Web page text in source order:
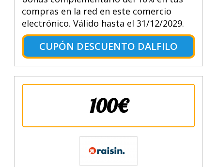
compras en la red en este comercio
electrónico. Válido hasta el 31/12/2029.
CUPÓN DESCUENTO DALFILO
100€